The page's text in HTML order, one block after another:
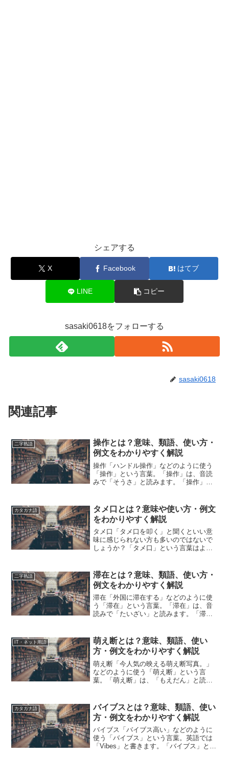
シェアする
X Facebook はてブ
LINE コピー
sasaki0618をフォローする
sasaki0618
関連記事
二字熟語
操作とは？意味、類語、使い方・
例文をわかりやすく解説
操作「ハンドル操作」などのように使う
「操作」という言葉。「操作」は、音読
みで「そうさ」と読みます。「操作」と
類語について、小説などの用例を紹介し
ながら、わかりやすく解説...
カタカナ語
タメ口とは？意味や使い方・例文
をわかりやすく解説
タメ口「タメ口を叩く」と聞くといい意
味に感じられない方も多いのではないで
しょうか？「タメ口」という言葉はよく
せん。どんなものが「タメ口」になるの
かを理解するためにも意味...
二字熟語
滞在とは？意味、類語、使い方・
例文をわかりやすく解説
滞在「外国に滞在する」などのように使
う「滞在」という言葉。「滞在」は、音
読みで「たいざい」と読みます。「滞
い方や類語について、小説などの用例を
紹介しながら、わかりやすく...
IT・ネット用語
萌え断とは？意味、類語、使い
方・例文をわかりやすく解説
萌え断「今人気の映える萌え断写真。」
などのように使う「萌え断」という言
葉。「萌え断」は、「もえだん」と読み
断」の意味や使い方や類語について、用
例を紹介しながら、わかりや...
カタカナ語
バイブスとは？意味、類語、使い
方・例文をわかりやすく解説
バイブス「バイブス高い」などのように
使う「バイブス」という言葉。英語では
「Vibes」と書きます。「バイブス」と